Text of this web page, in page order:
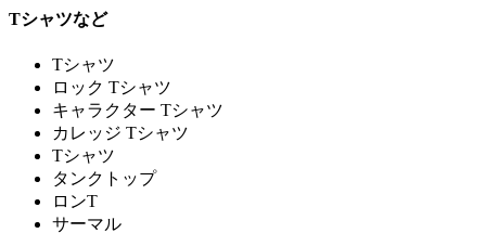
Tシャツなど
Tシャツ
ロック Tシャツ
キャラクター Tシャツ
カレッジ Tシャツ
Tシャツ
タンクトップ
ロンT
サーマル